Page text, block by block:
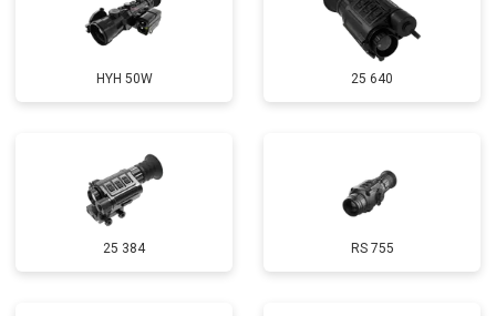
HYH 50W 25 640
25 384 RS 755